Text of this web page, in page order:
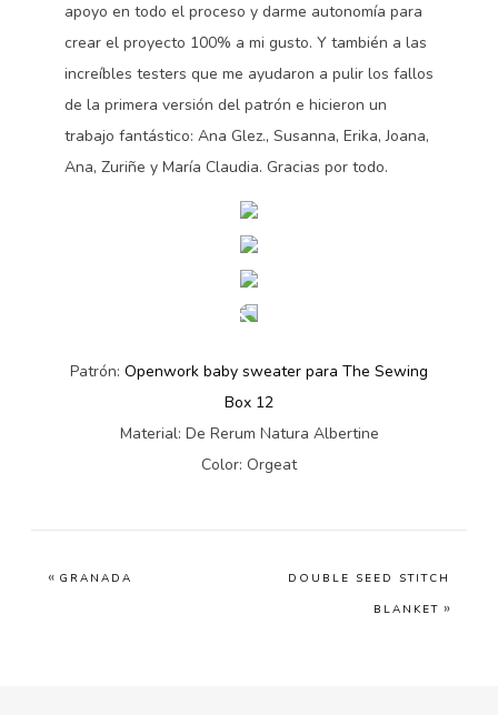
apoyo en todo el proceso y darme autonomía para
crear el proyecto 100% a mi gusto. Y también a las
increíbles testers que me ayudaron a pulir los fallos
de la primera versión del patrón e hicieron un
trabajo fantástico: Ana Glez., Susanna, Erika, Joana,
Ana, Zuriñe y María Claudia. Gracias por todo.
Patrón: Openwork baby sweater para The Sewing
Box 12
Material: De Rerum Natura Albertine
Color: Orgeat
« GRANADA
DOUBLE SEED STITCH
BLANKET »